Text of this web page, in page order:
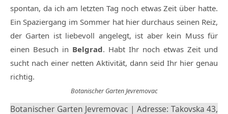
spontan, da ich am letzten Tag noch etwas Zeit über hatte.
Ein Spaziergang im Sommer hat hier durchaus seinen Reiz,
der Garten ist liebevoll angelegt, ist aber kein Muss für
einen Besuch in Belgrad. Habt Ihr noch etwas Zeit und
sucht nach einer netten Aktivität, dann seid Ihr hier genau
richtig.
Botanischer Garten Jevremovac
Botanischer Garten Jevremovac | Adresse: Takovska 43,